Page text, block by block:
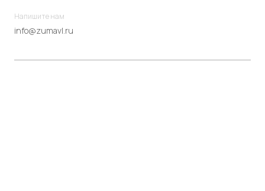
Напишите нам
info@zumavl.ru